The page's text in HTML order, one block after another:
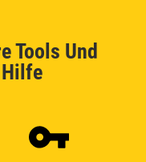
Tools Und